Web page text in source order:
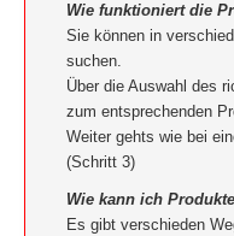
Wie funktioniert die
Sie können in
suchen.
Über die Auswahl des
zum entsprechenden
Weiter gehts wie bei
(Schritt 3)
Wie kann ich
Es gibt verschieden